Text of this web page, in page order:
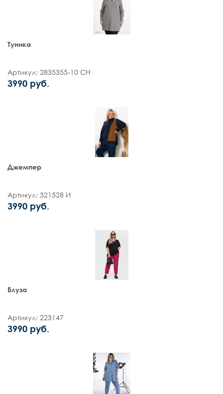
Туника
Артикул: 2835355-10 СН
3990 руб.
Джемпер
Артикул: 321528 И
3990 руб.
Блуза
Артикул: 223147
3990 руб.